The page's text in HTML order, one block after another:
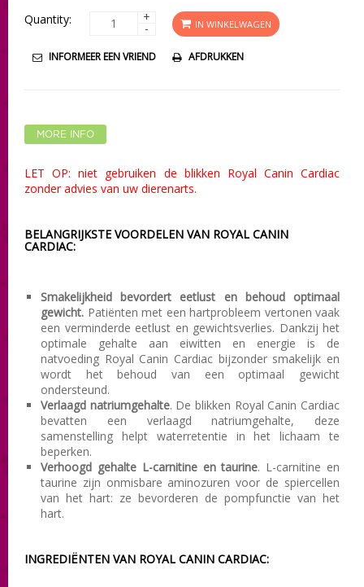
Quantity: +
- IN WINKELWAGEN
INFORMEER EEN VRIEND AFDRUKKEN
MORE INFO
LET OP: niet gebruiken de blikken Royal Canin Cardiac
zonder advies van uw dierenarts.
BELANGRIJKSTE VOORDELEN VAN ROYAL CANIN
CARDIAC:
Smakelijkheid bevordert eetlust en behoud optimaal
gewicht. Patiënten met een hartprobleem vertonen vaak
een verminderde eetlust en gewichtsverlies. Dankzij het
optimale gehalte aan eiwitten en energie is de
natvoeding Royal Canin Cardiac bijzonder smakelijk en
wordt het behoud van een optimaal gewicht
ondersteund.
Verlaagd natriumgehalte. De blikken Royal Canin Cardiac
bevatten een verlaagd natriumgehalte, deze
samenstelling helpt waterretentie in het lichaam te
beperken.
Verhoogd gehalte L-carnitine en taurine. L-carnitine en
taurine zijn onmisbare aminozuren voor de spiercellen
van het hart: ze bevorderen de pompfunctie van het
hart.
INGREDIËNTEN VAN ROYAL CANIN CARDIAC :